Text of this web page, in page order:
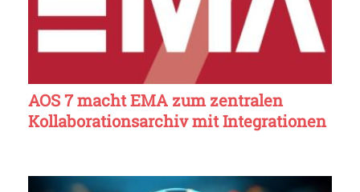
AOS 7 macht EMA zum zentralen
Kollaborationsarchiv mit Integrationen